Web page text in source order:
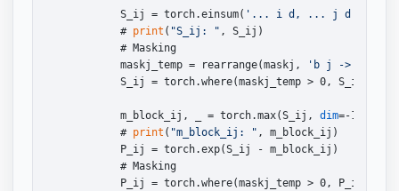
            S_ij = torch.einsum(
'... i d, ... j d ->
            #
print ( "S_ij: " , S_ij)
            # Masking
            maskj_temp = rearrange(maskj,
'b j -> b 1 1
S_ij = torch.where(maskj_temp > 0, S_ij,
            m_block_ij, _ = torch.max(S_ij,
dim=-1,
            #
print ( "m_block_ij: " , m_block_ij)
            P_ij = torch.exp(S_ij - m_block_ij)
            # Masking
            P_ij = torch.where(maskj_temp > 0, P_ij, 0.)